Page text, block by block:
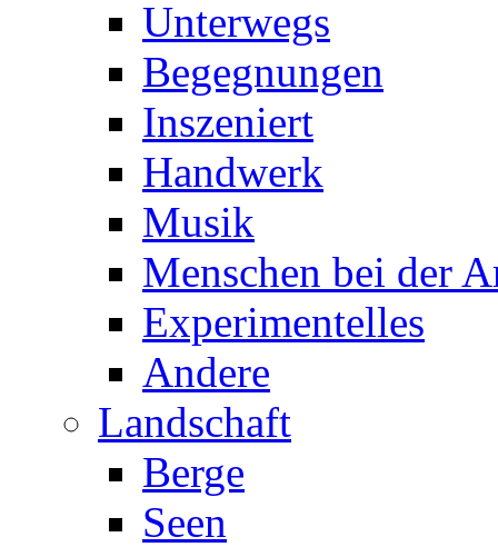
Unterwegs
Begegnungen
Inszeniert
Handwerk
Musik
Menschen bei der
Experimentelles
Andere
Landschaft
Berge
Seen